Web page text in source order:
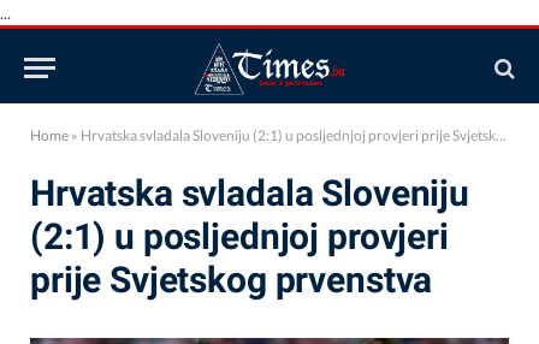
...
Home » Hrvatska svladala Sloveniju (2:1) u posljednjoj provjeri prije Svjetskog prvenstva
Hrvatska svladala Sloveniju
(2:1) u posljednjoj provjeri
prije Svjetskog prvenstva